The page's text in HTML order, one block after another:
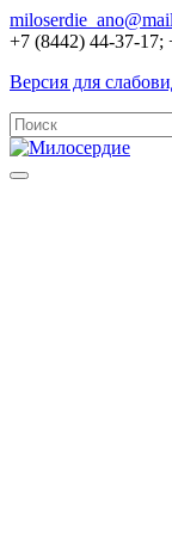
+7 (8442) 44-37-17;
Версия для